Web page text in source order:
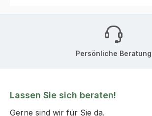
Persönliche Beratung
Lassen Sie sich beraten!
Gerne sind wir für Sie da.